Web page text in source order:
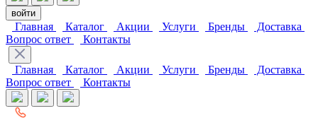
войти
Главная Каталог Акции Услуги Бренды
Доставка
Вопрос ответ
Контакты
Главная Каталог Акции Услуги Бренды
Доставка
Вопрос ответ
Контакты